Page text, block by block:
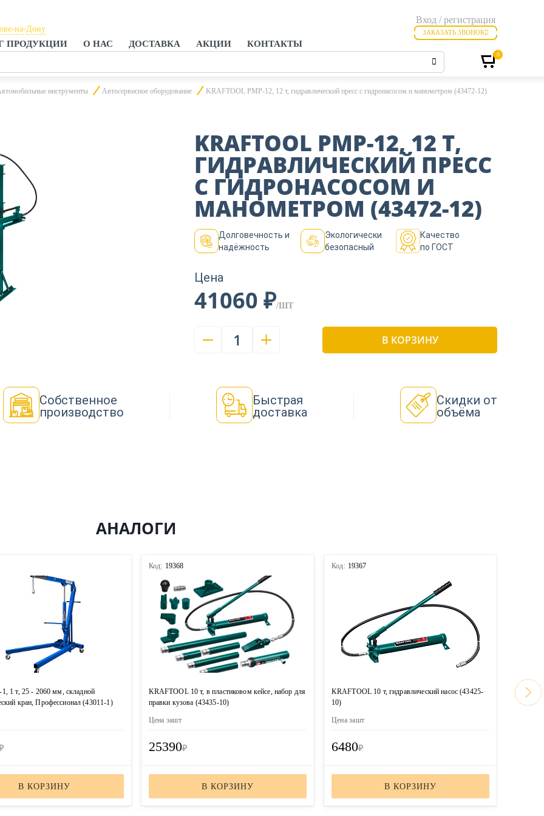
ПРОДУКЦИИ О НАС ДОСТАВКА АКЦИИ КОНТАКТЫ
на-Дону
на-Дону
Вход / регистрация
ЗАКАЗАТЬ ЗВОНОК
0
инструменты Автосервисное оборудование KRAFTOOL PMP-12, 12 т, гидравлический пресс с гидронасосом и манометром (43472-12)
KRAFTOOL PMP-12, 12 Т,
ГИДРАВЛИЧЕСКИЙ ПРЕСС
С ГИДРОНАСОСОМ И
МАНОМЕТРОМ (43472-12)
Долговечность и
надёжность
Экологически
безопасный
Качество
по ГОСТ
Цена
41060 ₽/ШТ
1 В КОРЗИНУ
Собственное
производство
Быстрая
доставка
Скидки от
объёма
АНАЛОГИ
1 т, 25 - 2060 мм, складной
кран, Профессионал (43011-1)
В КОРЗИНУ
Код: 19368
KRAFTOOL 10 т, в пластиковом кейсе, набор для
правки кузова (43435-10)
Цена зашт
25390₽
В КОРЗИНУ
Код: 19367
KRAFTOOL 10 т, гидравлический насос (43425-
10)
Цена зашт
6480₽
В КОРЗИНУ